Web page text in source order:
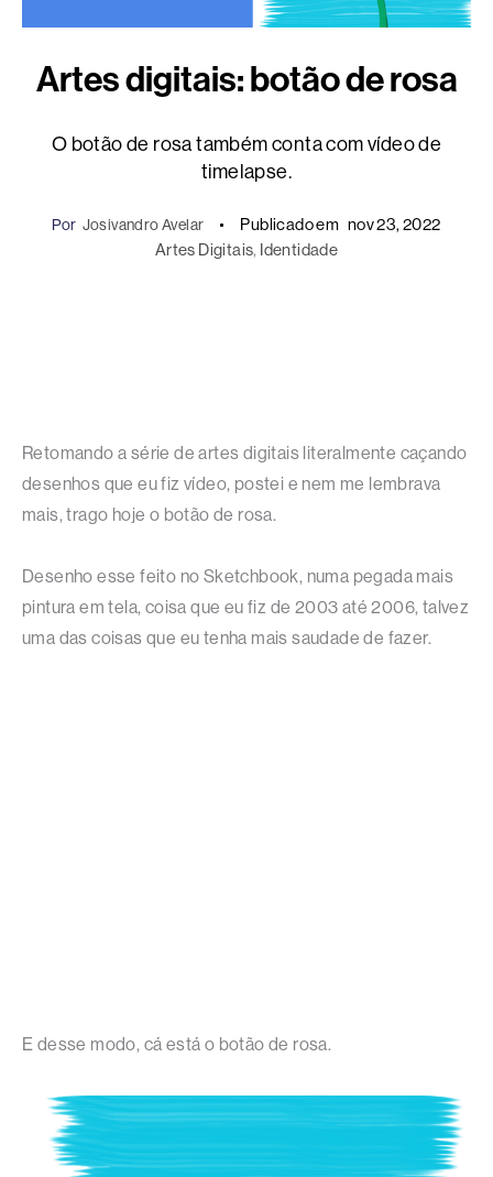
Artes digitais: botão de rosa
O botão de rosa também conta com vídeo de
timelapse.
Por Josivandro Avelar Publicado em nov 23, 2022
Artes Digitais, Identidade
Retomando a série de artes digitais literalmente caçando
desenhos que eu fiz vídeo, postei e nem me lembrava
mais, trago hoje o botão de rosa.
Desenho esse feito no Sketchbook, numa pegada mais
pintura em tela, coisa que eu fiz de 2003 até 2006, talvez
uma das coisas que eu tenha mais saudade de fazer.
E desse modo, cá está o botão de rosa.